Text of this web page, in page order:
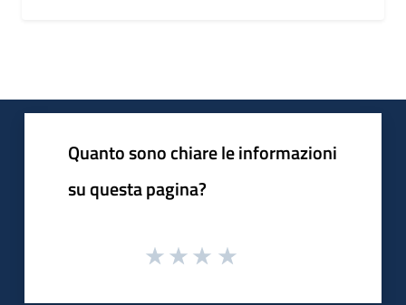
Quanto sono chiare le informazioni
su questa pagina?